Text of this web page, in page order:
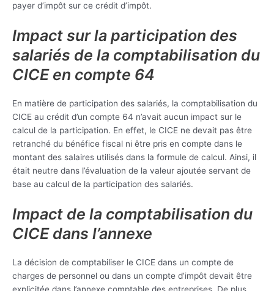
payer d’impôt sur ce crédit d’impôt.
Impact sur la participation des
salariés de la comptabilisation du
CICE en compte 64
En matière de participation des salariés, la comptabilisation du
CICE au crédit d’un compte 64 n’avait aucun impact sur le
calcul de la participation. En effet, le CICE ne devait pas être
retranché du bénéfice fiscal ni être pris en compte dans le
montant des salaires utilisés dans la formule de calcul. Ainsi, il
était neutre dans l’évaluation de la valeur ajoutée servant de
base au calcul de la participation des salariés.
Impact de la comptabilisation du
CICE dans l’annexe
La décision de comptabiliser le CICE dans un compte de
charges de personnel ou dans un compte d’impôt devait être